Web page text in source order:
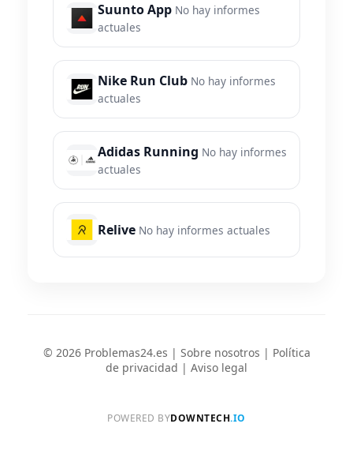
Suunto App No hay informes
actuales
Nike Run Club No hay informes
actuales
Adidas Running No hay informes
actuales
Relive No hay informes actuales
© 2026 Problemas24.es | Sobre nosotros | Política
de privacidad | Aviso legal
POWERED BYDOWNTECH.IO